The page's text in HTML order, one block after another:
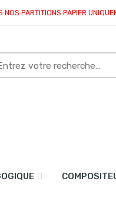
PARTITIONS PAPIER